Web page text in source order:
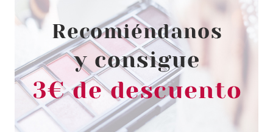
Pvr 126.00€
-47%
desde
67.20€